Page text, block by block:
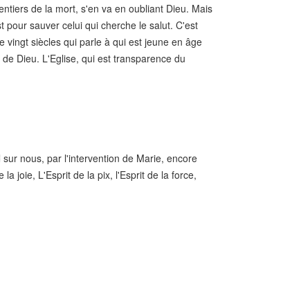
de la mort, s'en va en oubliant Dieu. Mais
sauver celui qui cherche le salut. C'est
vingt siècles qui parle à qui est jeune en âge
Dieu. L'Eglise, qui est transparence du
nous, par l'intervention de Marie, encore
joie, L'Esprit de la pix, l'Esprit de la force,